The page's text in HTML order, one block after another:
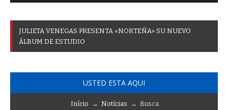
JULIETA VENEGAS PRESENTA «NORTEÑA» SU NUEVO
ÁLBUM DE ESTUDIO
USTED ESTA AQUI
Início → Notícias → Busca